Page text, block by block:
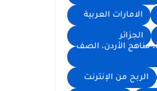
الامارات العربية
الجزائر
مناهج الأردن، الصف
الربح من الإنترنت